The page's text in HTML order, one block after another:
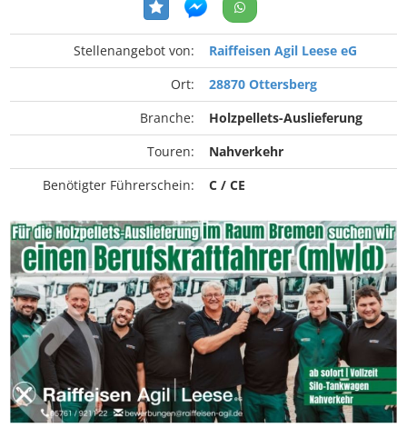
Stellenangebot von:
Raiffeisen Agil Leese eG
Ort:
28870 Ottersberg
Branche:
Holzpellets-Auslieferung
Touren:
Nahverkehr
Benötigter Führerschein:
C / CE